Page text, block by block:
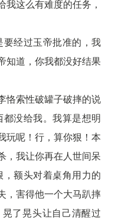
这么有难度的任务，
要经过玉帝批准的，我
知道，你我都没好结果
恪索性破罐子破摔的说
没给我。我算是想明
玩呢！行，算你狠！本
，我让你再在人世间呆
额头对着桌角用力的
，害得他一个大马趴摔
了晃头让自己清醒过